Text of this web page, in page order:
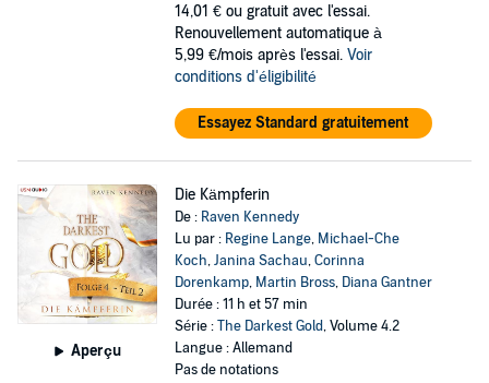
14,01 € ou gratuit avec l'essai.
Renouvellement automatique à
5,99 €/mois après l'essai. Voir
conditions d'éligibilité
Essayez Standard gratuitement
Aperçu
Die Kämpferin
De : Raven Kennedy
Lu par : Regine Lange, Michael-Che
Koch,Janina Sachau,Corinna
Dorenkamp, Martin Bross, Diana Gantner
Durée : 11 h et 57 min
Série :The Darkest Gold, Volume 4.2
Langue : Allemand
Pas de notations